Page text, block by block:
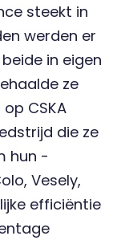
steekt in
werden er
in eigen
ze
CSKA
die ze
hun -
Vesely,
efficiëntie